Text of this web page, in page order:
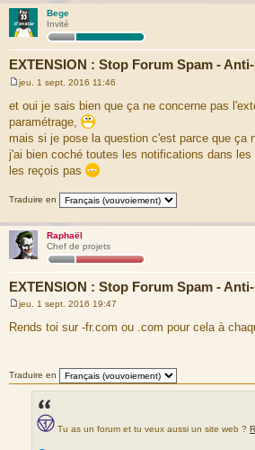
Bege
Invité
EXTENSION : Stop Forum Spam -
M
s
g
e
jeu. 1 sept. 2016 11:46
et oui je sais bien que ça ne concerne pas
paramétrage,
mais si je pose la question c'est parce que ça
j'ai bien coché toutes les notifications dans
les reçois pas
Traduire en
Raphaël
Chef de projets
EXTENSION : Stop Forum Spam -
M
s
e
jeu. 1 sept. 2016 19:47
Rends toi sur -fr.com ou .com pour cela à
Traduire en
Tu as un forum et tu veux aussi un site web ?